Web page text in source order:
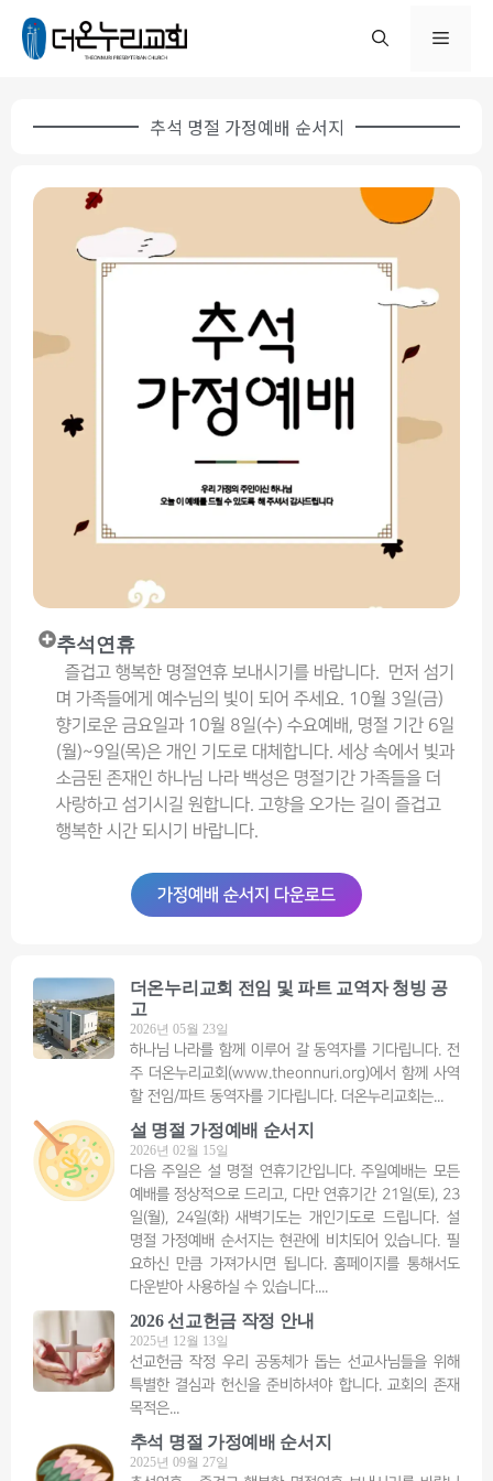
추석 명절 가정예배 순서지
추석연휴
즐겁고 행복한 명절연휴 보내시기를 바랍니다. 먼저 섬기
며 가족들에게 예수님의 빛이 되어 주세요. 10월 3일(금)
향기로운 금요일과 10월 8일(수) 수요예배, 명절 기간 6일
(월)~9일(목)은 개인 기도로 대체합니다. 세상 속에서 빛과
소금된 존재인 하나님 나라 백성은 명절기간 가족들을 더
사랑하고 섬기시길 원합니다. 고향을 오가는 길이 즐겁고
행복한 시간 되시기 바랍니다.
가정예배 순서지 다운로드
더온누리교회 전임 및 파트 교역자 청빙 공
고
2026년 05월 23일
하나님 나라를 함께 이루어 갈 동역자를 기다립니다. 전
주 더온누리교회(www.theonnuri.org)에서 함께 사역
할 전임/파트 동역자를 기다립니다. 더온누리교회는
설 명절 가정예배 순서지
2026년 02월 15일
다음 주일은 설 명절 연휴기간입니다. 주일예배는 모든
예배를 정상적으로 드리고, 다만 연휴기간 21일(토), 23
일(월), 24일(화) 새벽기도는 개인기도로 드립니다. 설
명절 가정예배 순서지는 현관에 비치되어 있습니다. 필
요하신 만큼 가져가시면 됩니다. 홈페이지를 통해서도
다운받아 사용하실 수 있습니다.
2026 선교헌금 작정 안내
2025년 12월 13일
선교헌금 작정 우리 공동체가 돕는 선교사님들을 위해
특별한 결심과 헌신을 준비하셔야 합니다. 교회의 존재
목적은
추석 명절 가정예배 순서지
2025년 09월 27일